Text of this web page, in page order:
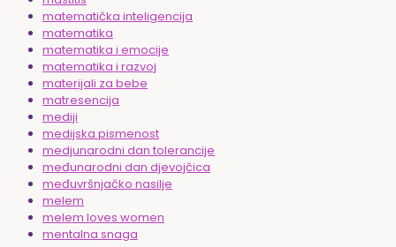
matematička inteligencija
matematika
matematika i emocije
matematika i razvoj
materijali za bebe
matresencija
mediji
medijska pismenost
medjunarodni dan tolerancije
međunarodni dan djevojčica
međuvršnjačko nasilje
melem
melem loves women
mentalna snaga